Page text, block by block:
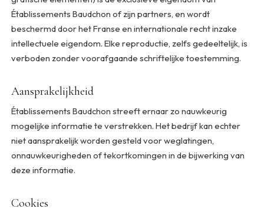
Établissements Baudchon of zijn partners, en wordt
beschermd door het Franse en internationale recht inzake
intellectuele eigendom. Elke reproductie, zelfs gedeeltelijk, is
verboden zonder voorafgaande schriftelijke toestemming.
Aansprakelijkheid
Établissements Baudchon streeft ernaar zo nauwkeurig
mogelijke informatie te verstrekken. Het bedrijf kan echter
niet aansprakelijk worden gesteld voor weglatingen,
onnauwkeurigheden of tekortkomingen in de bijwerking van
deze informatie.
Cookies